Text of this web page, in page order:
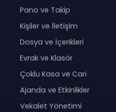
Pano ve Takip
Kişiler ve İletişim
Dosya ve İçerikleri
Evrak ve Klasör
Çoklu Kasa ve Cari
Ajanda ve Etkinlikler
Vekalet Yönetimi